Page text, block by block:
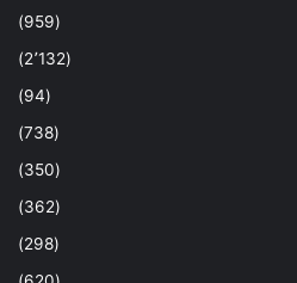
(959)
(2٬132)
(94)
(738)
(350)
(362)
(298)